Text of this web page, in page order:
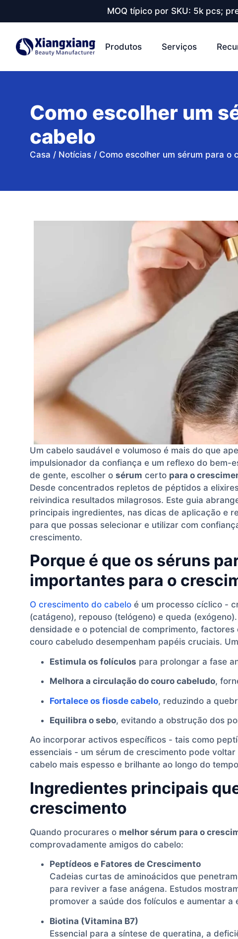
MOQ típico por SKU: 5k pcs;
Produtos Serviços
Como escolher um
cabelo
Casa / Notícias / Como escolher um sérum para o
Um cabelo saudável e volumoso é mais do que
impulsionador da confiança e um reflexo do
de gente, escolher o sérum certo para o
Desde concentrados repletos de péptidos a
reivindica resultados milagrosos. Este guia
principais ingredientes, nas dicas de aplicação e
para que possas selecionar e utilizar com
crescimento.
Porque é que os séruns
importantes para o
O crescimento do cabelo é um processo cíclico -
(catágeno), repouso (telógeno) e queda
densidade e o potencial de comprimento,
couro cabeludo desempenham papéis cruciais.
Estimula os folículos para prolongar a fase
Melhora a circulação do couro cabeludo,
Fortalece os fiosde cabelo, reduzindo a
Equilibra o sebo, evitando a obstrução dos
Ao incorporar activos específicos - tais como
essenciais - um sérum de crescimento pode
cabelo mais espesso e brilhante ao longo do
Ingredientes principais
crescimento
Quando procurares o melhor sérum para o
comprovadamente amigos do cabelo:
Peptídeos e Fatores de Crescimento
Cadeias curtas de aminoácidos que
para reviver a fase anágena. Estudos
promover a saúde dos folículos e aumentar a
Biotina (Vitamina B7)
Essencial para a síntese de queratina, a